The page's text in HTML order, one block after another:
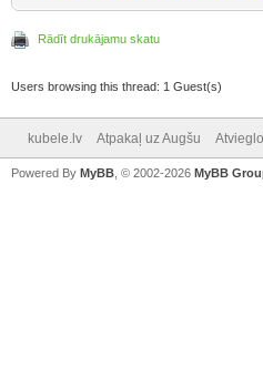
Rādīt drukājamu skatu
Users browsing this thread: 1 Guest(s)
kubele.lv Atpakaļ uz Augšu
Powered By MyBB , © 2002-2026 MyBB